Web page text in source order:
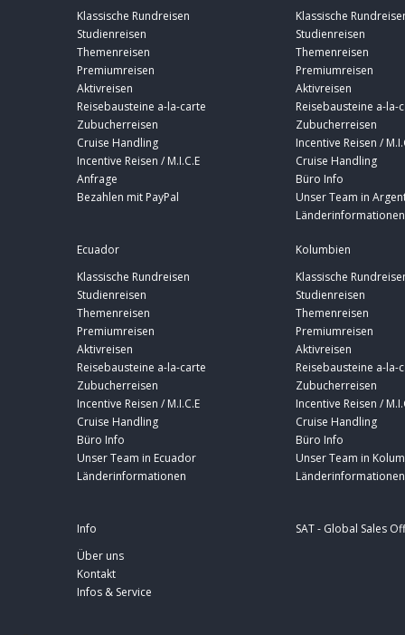
Klassische Rundreisen
Studienreisen
Themenreisen
Premiumreisen
Aktivreisen
Reisebausteine a-la-carte
Zubucherreisen
Cruise Handling
Incentive Reisen / M.I.C.E
Anfrage
Bezahlen mit PayPal
Klassische
Studienreisen
Themenreisen
Premiumreisen
Aktivreisen
Reisebausteine a-la-
Zubucherreisen
Incentive Reisen /
Cruise Handling
Büro Info
Unser Team in
Länderinformationen
Ecuador
Klassische Rundreisen
Studienreisen
Themenreisen
Premiumreisen
Aktivreisen
Reisebausteine a-la-carte
Zubucherreisen
Incentive Reisen / M.I.C.E
Cruise Handling
Büro Info
Unser Team in Ecuador
Länderinformationen
Kolumbien
Klassische
Studienreisen
Themenreisen
Premiumreisen
Aktivreisen
Reisebausteine a-la-
Zubucherreisen
Incentive Reisen /
Cruise Handling
Büro Info
Unser Team in
Länderinformationen
Info
Über uns
Kontakt
Infos & Service
SAT - Global Sales